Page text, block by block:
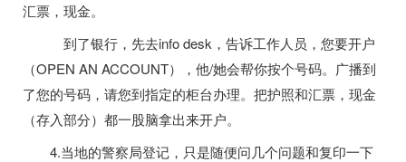
汇票，现金。
到了银行，先去info desk，告诉工作人员，您要开户
（OPEN AN ACCOUNT），他/她会帮你按个号码。广播到
了您的号码，请您到指定的柜台办理。把护照和汇票，现金
（存入部分）都一股脑拿出来开户。
4.当地的警察局登记，只是随便问几个问题和复印一下